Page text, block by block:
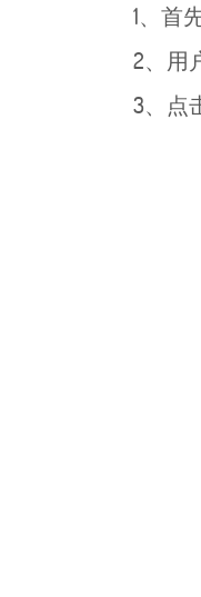
1、首
2、用
3、点